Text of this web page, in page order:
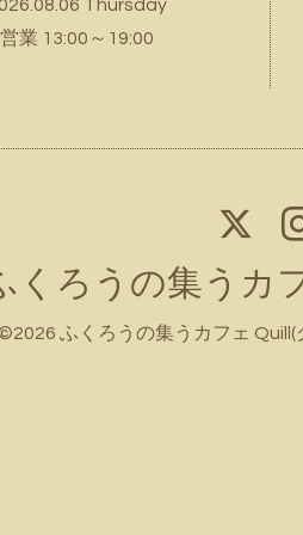
Thursday
営業 13:00～19:00
くろうの集うカ
ふくろうの集うカフェ Quill(